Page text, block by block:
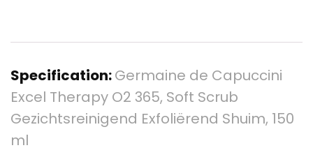
Specification:Germaine de Capuccini
Excel Therapy O2 365, Soft Scrub
Gezichtsreinigend Exfoliërend Shuim, 150
ml